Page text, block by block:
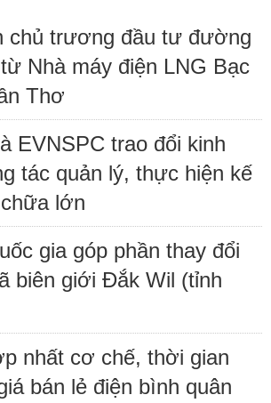
chủ trương đầu tư đường
Nhà máy điện LNG Bạc
Thơ
EVNSPC trao đổi kinh
tác quản lý, thực hiện kế
lớn
gia góp phần thay đổi
biên giới Đắk Wil (tỉnh
nhất cơ chế, thời gian
bán lẻ điện bình quân